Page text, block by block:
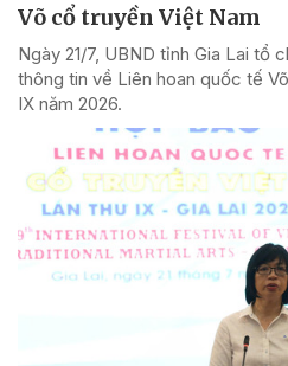
Võ cổ truyền Việt Nam
Ngày 21/7, UBND tỉnh Gia Lai tổ
thông tin về Liên hoan quốc tế
IX năm 2026.